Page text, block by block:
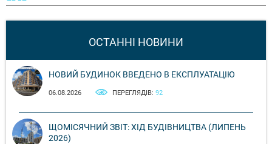
ОСТАННІ НОВИНИ
НОВИЙ БУДИНОК ВВЕДЕНО В ЕКСПЛУАТАЦІЮ
06.08.2026 ПЕРЕГЛЯДІВ: 92
ЩОМІСЯЧНИЙ ЗВІТ: ХІД БУДІВНИЦТВА (ЛИПЕНЬ
2026)